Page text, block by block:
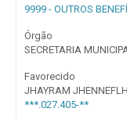
9999 - OUTROS
Órgão
SECRETARIA
Favorecido
JHAYRAM
***.027.405-**